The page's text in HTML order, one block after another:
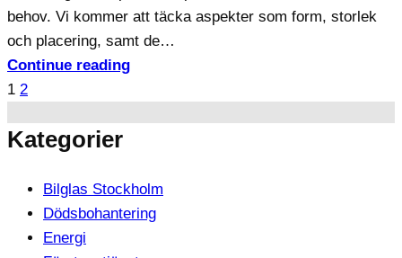
behov. Vi kommer att täcka aspekter som form, storlek
och placering, samt de…
Continue reading
1 2
Kategorier
Bilglas Stockholm
Dödsbohantering
Energi